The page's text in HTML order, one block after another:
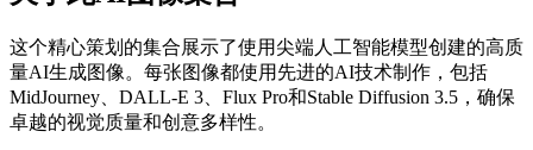
这个精心策划的集合展示了使用尖端人工智能模型创建的高质
量AI生成图像。每张图像都使用先进的AI技术制作，包括
MidJourney、DALL-E 3、Flux Pro和Stable Diffusion 3.5，确保
卓越的视觉质量和创意多样性。